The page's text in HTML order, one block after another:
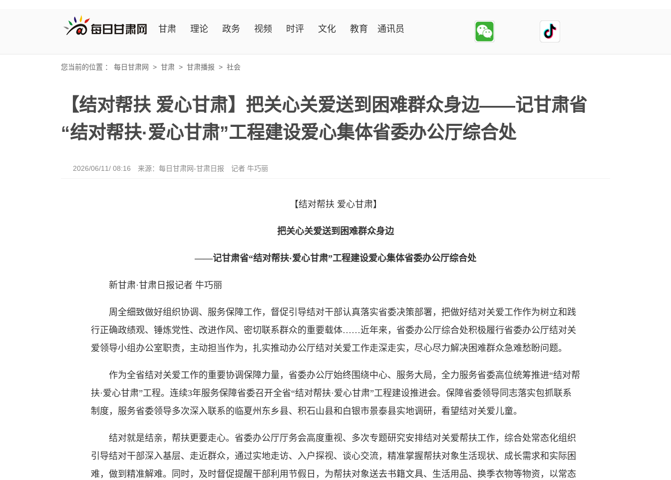
甘肃 理论 政务 视频 时评 文化 教育 通讯员
您当前的位置 ： 每日甘肃网 > 甘肃 > 甘肃播报 > 社会
【结对帮扶 爱心甘肃】把关心关爱送到困难群众身边——记甘肃省
“结对帮扶·爱心甘肃”工程建设爱心集体省委办公厅综合处
2026/06/11/ 08:16 来源：每日甘肃网-甘肃日报 记者 牛巧丽
【结对帮扶 爱心甘肃】
把关心关爱送到困难群众身边
——记甘肃省“结对帮扶·爱心甘肃”工程建设爱心集体省委办公厅综合处
新甘肃·甘肃日报记者 牛巧丽
周全细致做好组织协调、服务保障工作，督促引导结对干部认真落实省委决策部署，把做好结对关爱工作作为树立和践
行正确政绩观、锤炼党性、改进作风、密切联系群众的重要载体……近年来，省委办公厅综合处积极履行省委办公厅结对关
爱领导小组办公室职责，主动担当作为，扎实推动办公厅结对关爱工作走深走实，尽心尽力解决困难群众急难愁盼问题。
作为全省结对关爱工作的重要协调保障力量，省委办公厅始终围绕中心、服务大局，全力服务省委高位统筹推进“结对帮
扶·爱心甘肃”工程。连续3年服务保障省委召开全省“结对帮扶·爱心甘肃”工程建设推进会。保障省委领导同志落实包抓联系
制度，服务省委领导多次深入联系的临夏州东乡县、积石山县和白银市景泰县实地调研，看望结对关爱儿童。
结对就是结亲，帮扶更要走心。省委办公厅厅务会高度重视、多次专题研究安排结对关爱帮扶工作，综合处常态化组织
引导结对干部深入基层、走近群众，通过实地走访、入户探视、谈心交流，精准掌握帮扶对象生活现状、成长需求和实际困
难，做到精准解难。同时，及时督促提醒干部利用节假日，为帮扶对象送去书籍文具、生活用品、换季衣物等物资，以常态